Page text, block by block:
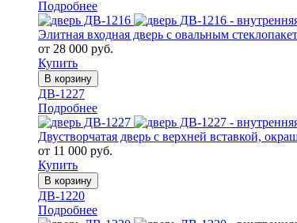
Подробнее
Элитная входная дверь с овальным
от 28 000 руб.
Купить
В корзину
ДВ-1227
Подробнее
Двустворчатая дверь с верхней вставкой,
от 11 000 руб.
Купить
В корзину
ДВ-1220
Подробнее